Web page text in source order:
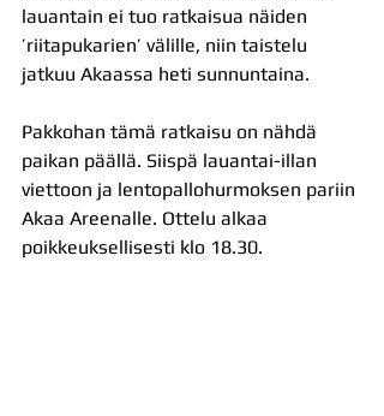
lauantain ei tuo ratkaisua näiden
’riitapukarien’ välille, niin taistelu
jatkuu Akaassa heti sunnuntaina.
Pakkohan tämä ratkaisu on nähdä
paikan päällä. Siispä lauantai-illan
viettoon ja lentopallohurmoksen pariin
Akaa Areenalle. Ottelu alkaa
poikkeuksellisesti klo 18.30.